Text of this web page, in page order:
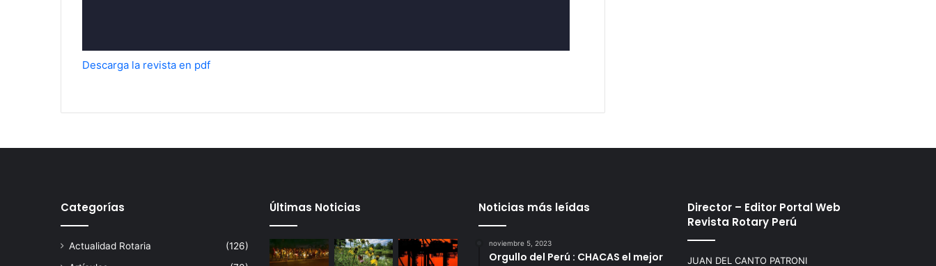
Descarga la revista en pdf
Categorías
Actualidad Rotaria
(126)
Últimas Noticias Noticias más leídas
noviembre 5, 2023
Orgullo del Perú : CHACAS el mejor
Director – Editor Portal Web
Revista Rotary Perú
JUAN DEL CANTO PATRONI